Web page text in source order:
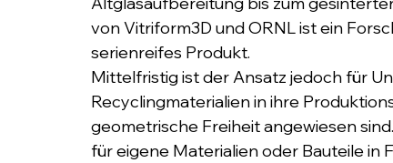
von Vitriform3D und ORNL ist ein
serienreifes Produkt.
Mittelfristig ist der Ansatz jedoch für
Recyclingmaterialien in ihre
geometrische Freiheit angewiesen
für eigene Materialien oder Bauteile in